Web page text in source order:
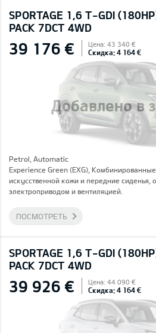
SPORTAGE 1,6 T-GDI
PACK 7DCT 4WD
Добавлено в
39 176 € Цена: 43 340 €
Скидка: 4 164 €
Petrol, Automatic
Experience Green (EXG),
искусственной кожи и передние сиденья,
электроприводом и вентиляцией.
ПОСМОТРЕТЬ
SPORTAGE 1,6 T-GDI
PACK 7DCT 4WD
39 926 € Цена: 44 090 €
Скидка: 4 164 €